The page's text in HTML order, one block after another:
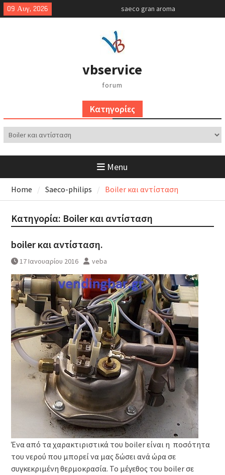
Skip
to
09 Αυγ, 2026
saeco gran aroma
gaggia classic bar έλεγχος
simonelli oscar 2
vbservice
forum
Kατηγορίες
Kατηγορίες
Menu
Home Saeco-philips Boiler και αντίσταση
Κατηγορία: Boiler και αντίσταση
boiler και αντίσταση.
17 Ιανουαρίου 2016 veba
Ένα από τα χαρακτιριστικά του boiler είναι η ποσότητα
του νερού που μπορεί να μας δώσει ανά ώρα σε
συγκεκριμένη θερμοκρασία. Το μέγεθος του boiler σε